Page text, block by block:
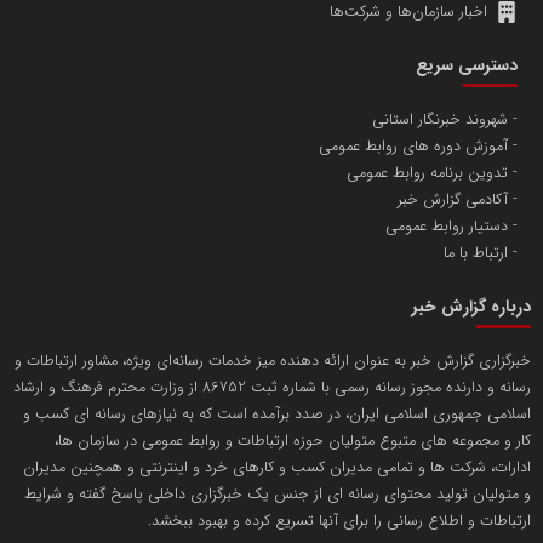
پایگاه اطلاع رسانی اعتلای نهادهای مردمی
پایگاه اطلاع رسانی دریا و نفت
تامین آهن اسفنجی تولیدکنندگان فولاد در کشور
تریبون
انتشار گسترده محتوا در رسانه گزارش خبر
مسعودصادقی
محمدعلی کرمعلی
اخبار سازمان‌ها و شرکت‌ها
دسترسی سریع
شهروند خبرنگار استانی
آموزش دوره های روابط عمومی
تدوین برنامه روابط عمومی
آکادمی گزارش خبر
دستیار روابط عمومی
ارتباط با ما
درباره گزارش خبر
خبرگزاری گزارش خبر به عنوان ارائه دهنده میز خدمات رسانه‌ای ویژه، مشاور ارتباطات و
رسانه و دارنده مجوز رسانه رسمی با شماره ثبت 86752 از وزارت محترم فرهنگ و ارشاد
اسلامی جمهوری اسلامی ایران، در صدد برآمده است که به نیازهای رسانه ای کسب و
کار و مجموعه های متبوع متولیان حوزه ارتباطات و روابط عمومی در سازمان ها،
ادارات، شرکت ها و تمامی مدیران کسب و کارهای خرد و اینترنتی و همچنین مدیران
و متولیان تولید محتوای رسانه ای از جنس یک خبرگزاری داخلی پاسخ گفته و شرایط
ارتباطات و اطلاع رسانی را برای آنها تسریع کرده و بهبود ببخشد.